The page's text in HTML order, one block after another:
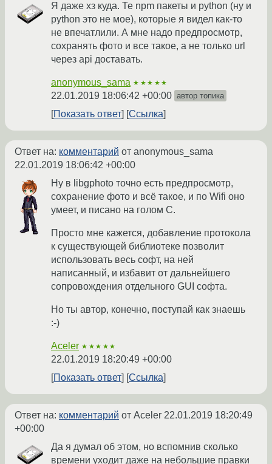
Я даже хз куда. Те npm пакеты и python (ну и
python это не мое), которые я видел как-то
не впечатлили. А мне надо предпросмотр,
сохранять фото и все такое, а не только url
через api доставать.
anonymous_sama ★★★★★
22.01.2019 18:06:42 +00:00 автор топика
Показать ответ Ссылка
Ответ на: комментарий от anonymous_sama
22.01.2019 18:06:42 +00:00
Ну в libgphoto точно есть предпросмотр,
сохранение фото и всё такое, и по Wifi оно
умеет, и писано на голом C.
Просто мне кажется, добавление протокола
к существующей библиотеке позволит
использовать весь софт, на ней
написанный, и избавит от дальнейшего
сопровождения отдельного GUI софта.
Но ты автор, конечно, поступай как знаешь
:-)
Aceler ★★★★★
22.01.2019 18:20:49 +00:00
Показать ответ
Ссылка
Ответ на: комментарий от Aceler 22.01.2019 18:20:49
+00:00
Да я думал об этом, но вспомнив сколько
времени уходит даже на небольшие правки